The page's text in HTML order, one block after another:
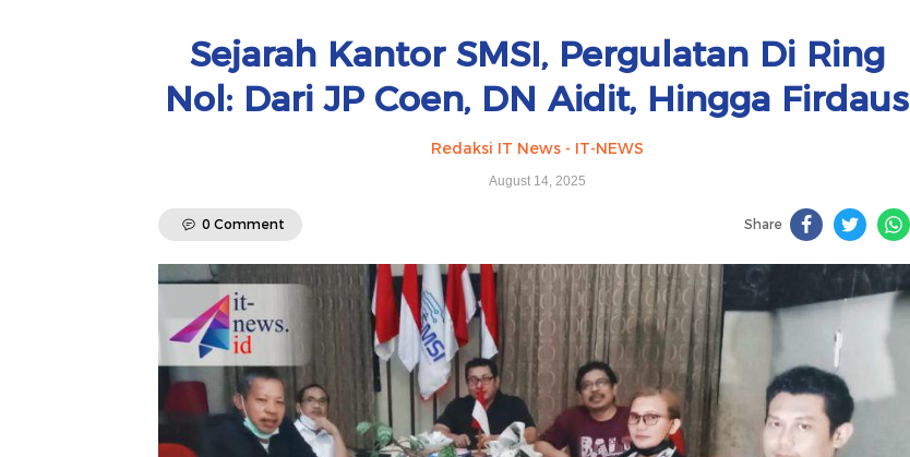
Sejarah Kantor SMSI, Pergulatan Di Ring
Nol: Dari JP Coen, DN Aidit, Hingga Firdaus
Redaksi IT News - IT-NEWS
August 14, 2025
0 Comment Share